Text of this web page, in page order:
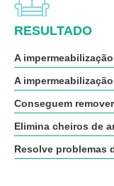
RESULTADO
A
A
Conseguem
Elimina cheiros de
Resolve problemas